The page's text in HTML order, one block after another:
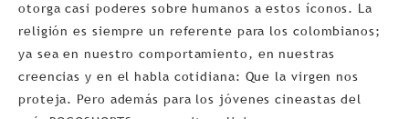
otorga casi poderes sobre humanos a estos í­conos. La
religión es siempre un referente para los colombianos;
ya sea en nuestro comportamiento, en nuestras
creencias y en el habla cotidiana: Que la virgen nos
proteja. Pero además para los jóvenes cineastas del